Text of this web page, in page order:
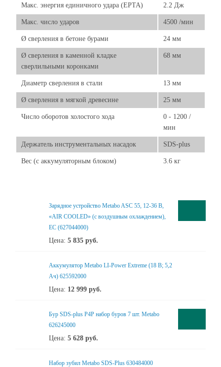
Макс. энергия единичного удара (EPTA) 2.2 Дж
Макс. число ударов 4500 /мин
Ø сверления в бетоне бурами 24 мм
Ø сверления в каменной кладке
сверлильными коронками
68 мм
Диаметр сверления в стали 13 мм
Ø сверления в мягкой древесине 25 мм
Число оборотов холостого хода
0 - 1200 /
мин
Держатель инструментальных насадок SDS-plus
Вес (с аккумуляторным блоком) 3.6 кг
Зарядное устройство Metabo ASC 55, 12-36 В,
«AIR COOLED» (с воздушным охлаждением),
ЕС (627044000)
Цена: 5 835 руб.
Аккумулятор Metabo LI-Power Extreme (18 В; 5,2
Ач) 625592000
Цена: 12 999 руб.
Бур SDS-plus P4P набор буров 7 шт. Metabo
626245000
Цена: 5 628 руб.
Набор зубил Metabo SDS-Plus 630484000